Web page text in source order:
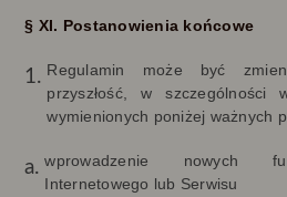
§ XI. Postanowienia końcowe
Regulamin może być
przyszłość, w szczególności
wymienionych poniżej ważnych
wprowadzenie nowych
Internetowego lub Serwisu